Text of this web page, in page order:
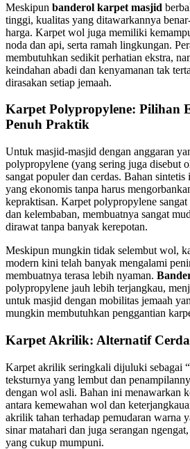
Meskipun banderol karpet masjid
tinggi, kualitas yang ditawarkannya
harga. Karpet wol juga memiliki
noda dan api, serta ramah lingkungan.
membutuhkan sedikit perhatian ekstra,
keindahan abadi dan kenyamanan tak
dirasakan setiap jemaah.
Karpet Polypropylene: Pilihan
Penuh Praktik
Untuk masjid-masjid dengan anggaran
polypropylene (yang sering juga disebut
sangat populer dan cerdas. Bahan
yang ekonomis tanpa harus
kepraktisan. Karpet polypropylene sangat
dan kelembaban, membuatnya sangat
dirawat tanpa banyak kerepotan.
Meskipun mungkin tidak selembut wol,
modern kini telah banyak mengalami
membuatnya terasa lebih nyaman.
polypropylene jauh lebih terjangkau,
untuk masjid dengan mobilitas jemaah
mungkin membutuhkan penggantian
Karpet Akrilik: Alternatif
Karpet akrilik seringkali dijuluki sebagai
teksturnya yang lembut dan
dengan wol asli. Bahan ini menawarkan
antara kemewahan wol dan
akrilik tahan terhadap pemudaran warna
sinar matahari dan juga serangan
yang cukup mumpuni.